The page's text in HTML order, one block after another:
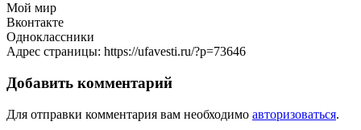
Мой мир
Вконтакте
Одноклассники
Адрес страницы: https://ufavesti.ru/?p=73646
Добавить комментарий
Для отправки комментария вам необходимо авторизоваться.